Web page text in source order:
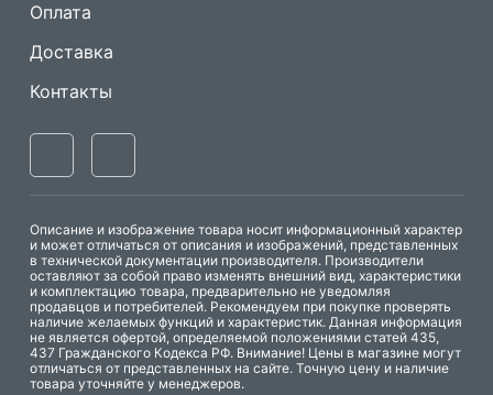
Оплата
Доставка
Контакты
Описание и изображение товара носит информационный характер
и может отличаться от описания и изображений, представленных
в технической документации производителя. Производители
оставляют за собой право изменять внешний вид, характеристики
и комплектацию товара, предварительно не уведомляя
продавцов и потребителей. Рекомендуем при покупке проверять
наличие желаемых функций и характеристик. Данная информация
не является офертой, определяемой положениями статей 435,
437 Гражданского Кодекса РФ. Внимание! Цены в магазине могут
отличаться от представленных на сайте. Точную цену и наличие
товара уточняйте у менеджеров.